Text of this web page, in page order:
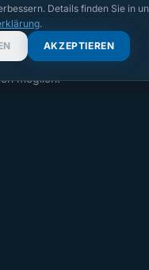
Server reagiert nicht,
wird zerschossen.
Eingriff die kompletten
Materialdateien.
möglich.
Details finden Sie in
.
AKZEPTIEREN